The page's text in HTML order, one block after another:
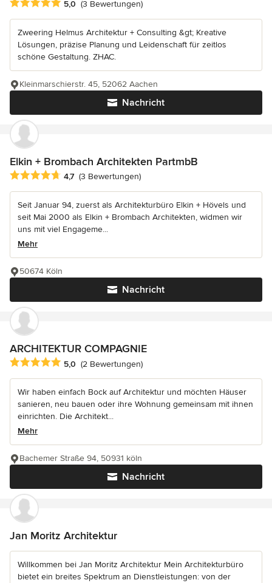
Durchschnittliche Bewertung: 5 von 5 Sternen
5,0 (3 Bewertungen)
Zweering Helmus Architektur + Consulting &gt; Kreative
Lösungen, präzise Planung und Leidenschaft für zeitlos
schöne Gestaltung. ZHAC.
Nachricht
Kleinmarschierstr. 45, 52062 Aachen
Elkin + Brombach Architekten PartmbB
Durchschnittliche Bewertung: 4.7 von 5 Sternen
4,7 (3 Bewertungen)
Seit Januar 94, zuerst als Architekturbüro Elkin + Hövels und
seit Mai 2000 als Elkin + Brombach Architekten, widmen wir
uns mit viel Engageme...
Mehr
Nachricht
50674 Köln
ARCHITEKTUR COMPAGNIE
Durchschnittliche Bewertung: 5 von 5 Sternen
5,0 (2 Bewertungen)
Wir haben einfach Bock auf Architektur und möchten Häuser
sanieren, neu bauen oder ihre Wohnung gemeinsam mit ihnen
einrichten. Die Architekt...
Mehr
Nachricht
Bachemer Straße 94, 50931 köln
Jan Moritz Architektur
Willkommen bei Jan Moritz Architektur Mein Architekturbüro
bietet ein breites Spektrum an Dienstleistungen: von der